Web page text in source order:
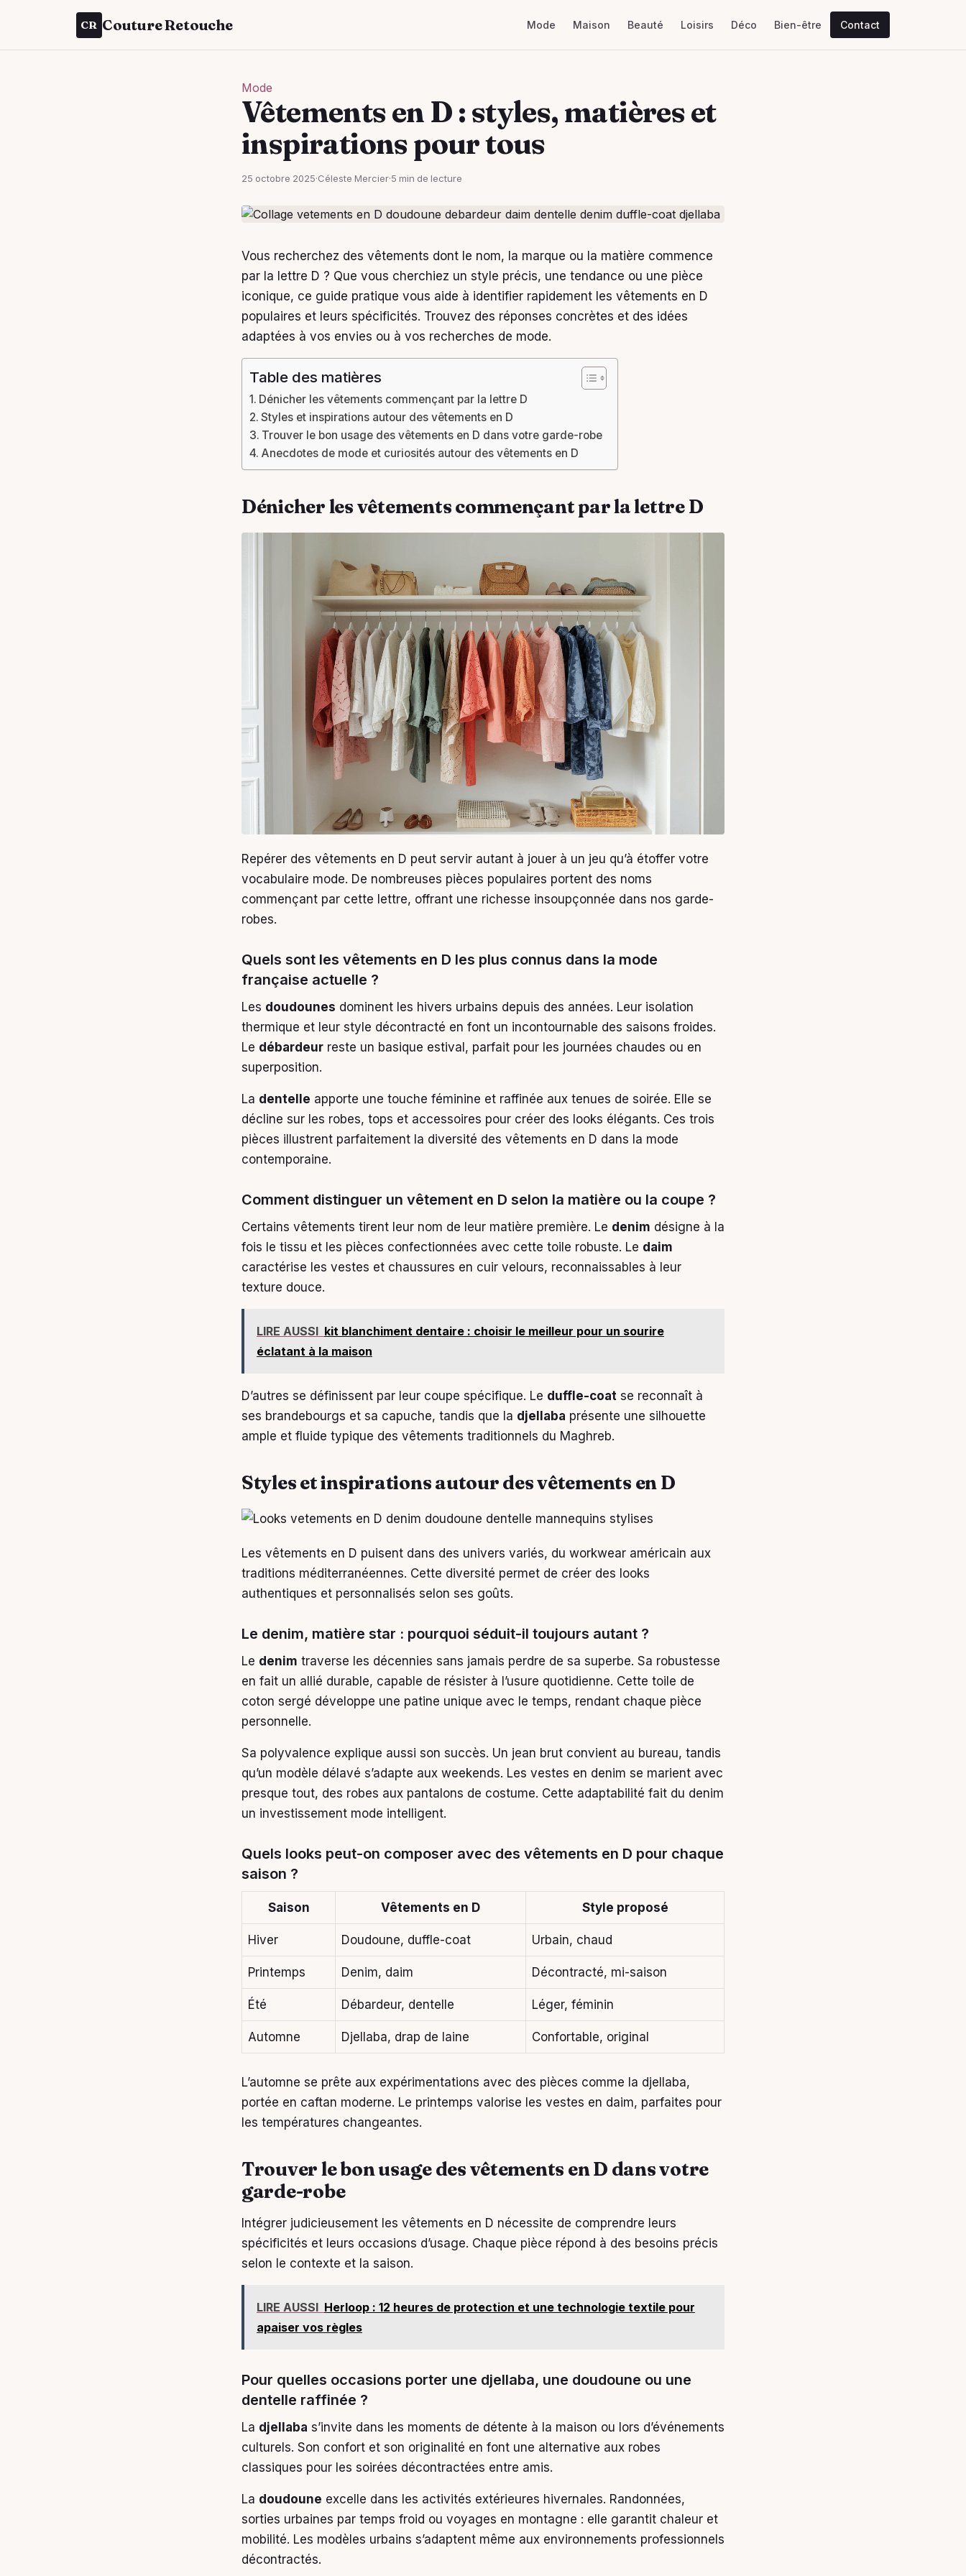
CR Couture Retouche Mode Maison Beauté Loisirs Déco Bien-être Contact
Mode
Vêtements en D : styles, matières et
inspirations pour tous
25 octobre 2025·Céleste Mercier·5 min de lecture
Vous recherchez des vêtements dont le nom, la marque ou la matière commence
par la lettre D ? Que vous cherchiez un style précis, une tendance ou une pièce
iconique, ce guide pratique vous aide à identifier rapidement les vêtements en D
populaires et leurs spécificités. Trouvez des réponses concrètes et des idées
adaptées à vos envies ou à vos recherches de mode.
Table des matières
Dénicher les vêtements commençant par la lettre D
Styles et inspirations autour des vêtements en D
Trouver le bon usage des vêtements en D dans votre garde-robe
Anecdotes de mode et curiosités autour des vêtements en D
Dénicher les vêtements commençant par la lettre D
Repérer des vêtements en D peut servir autant à jouer à un jeu qu’à étoffer votre
vocabulaire mode. De nombreuses pièces populaires portent des noms
commençant par cette lettre, offrant une richesse insoupçonnée dans nos garde-
robes.
Quels sont les vêtements en D les plus connus dans la mode
française actuelle ?
Les doudounes dominent les hivers urbains depuis des années. Leur isolation
thermique et leur style décontracté en font un incontournable des saisons froides.
Le débardeur reste un basique estival, parfait pour les journées chaudes ou en
superposition.
La dentelle apporte une touche féminine et raffinée aux tenues de soirée. Elle se
décline sur les robes, tops et accessoires pour créer des looks élégants. Ces trois
pièces illustrent parfaitement la diversité des vêtements en D dans la mode
contemporaine.
Comment distinguer un vêtement en D selon la matière ou la coupe ?
Certains vêtements tirent leur nom de leur matière première. Le denim désigne à la
fois le tissu et les pièces confectionnées avec cette toile robuste. Le daim
caractérise les vestes et chaussures en cuir velours, reconnaissables à leur
texture douce.
LIRE AUSSI kit blanchiment dentaire : choisir le meilleur pour un sourire
éclatant à la maison
D’autres se définissent par leur coupe spécifique. Le duffle-coat se reconnaît à
ses brandebourgs et sa capuche, tandis que la djellaba présente une silhouette
ample et fluide typique des vêtements traditionnels du Maghreb.
Styles et inspirations autour des vêtements en D
Les vêtements en D puisent dans des univers variés, du workwear américain aux
traditions méditerranéennes. Cette diversité permet de créer des looks
authentiques et personnalisés selon ses goûts.
Le denim, matière star : pourquoi séduit-il toujours autant ?
Le denim traverse les décennies sans jamais perdre de sa superbe. Sa robustesse
en fait un allié durable, capable de résister à l’usure quotidienne. Cette toile de
coton sergé développe une patine unique avec le temps, rendant chaque pièce
personnelle.
Sa polyvalence explique aussi son succès. Un jean brut convient au bureau, tandis
qu’un modèle délavé s’adapte aux weekends. Les vestes en denim se marient avec
presque tout, des robes aux pantalons de costume. Cette adaptabilité fait du denim
un investissement mode intelligent.
Quels looks peut-on composer avec des vêtements en D pour chaque
saison ?
Saison Vêtements en D Style proposé
Hiver Doudoune, duffle-coat Urbain, chaud
Printemps Denim, daim Décontracté, mi-saison
Été Débardeur, dentelle Léger, féminin
Automne Djellaba, drap de laine Confortable, original
L’automne se prête aux expérimentations avec des pièces comme la djellaba,
portée en caftan moderne. Le printemps valorise les vestes en daim, parfaites pour
les températures changeantes.
Trouver le bon usage des vêtements en D dans votre
garde-robe
Intégrer judicieusement les vêtements en D nécessite de comprendre leurs
spécificités et leurs occasions d’usage. Chaque pièce répond à des besoins précis
selon le contexte et la saison.
LIRE AUSSI Herloop : 12 heures de protection et une technologie textile pour
apaiser vos règles
Pour quelles occasions porter une djellaba, une doudoune ou une
dentelle raffinée ?
La djellaba s’invite dans les moments de détente à la maison ou lors d’événements
culturels. Son confort et son originalité en font une alternative aux robes
classiques pour les soirées décontractées entre amis.
La doudoune excelle dans les activités extérieures hivernales. Randonnées,
sorties urbaines par temps froid ou voyages en montagne : elle garantit chaleur et
mobilité. Les modèles urbains s’adaptent même aux environnements professionnels
décontractés.